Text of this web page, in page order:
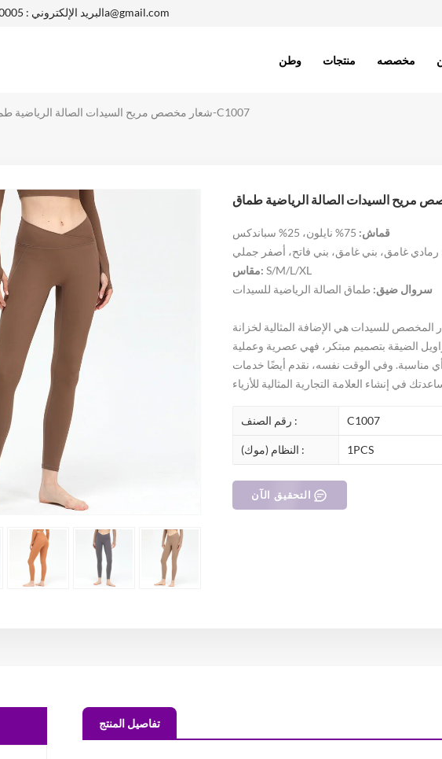
البريد الإلكتروني :1402410005a@gmail.com
وطن منتجات مخصصه
شعار مخصص مريح السيدات الصالة الرياضية طماق-C1007
قماش:
رمادي غامق، بني غامق، بني فاتح، أصفر جملي
مقاس: S/M/L/XL
سروال ضيق: طماق الصالة الرياضية للسيدات
المخصص للسيدات هي الإضافة المثالية لخزانة
الضيقة بتصميم مبتكر، فهي عصرية وعملية
مناسبة. وفي الوقت نفسه، نقدم أيضًا خدمات
رقم الصنف : C1007
النظام (موك) : 1PCS
التحقيق الآن
تفاصيل المنتج